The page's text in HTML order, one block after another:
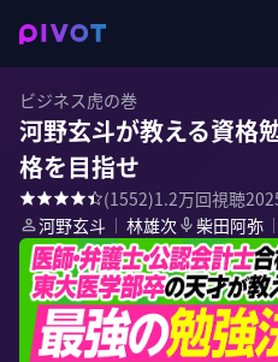
ビジネス虎の巻
河野玄斗が教える資格
格を目指せ
(1552)1.2万回視聴
河野玄斗 ｜ 林雄次 柴田阿弥 ｜